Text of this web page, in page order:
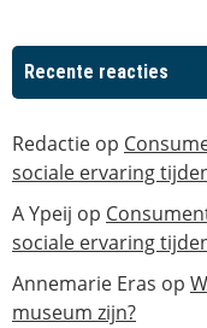
Recente reacties
Redactie op
sociale ervaring
A Ypeij op
sociale ervaring
Annemarie Eras op
museum zijn?